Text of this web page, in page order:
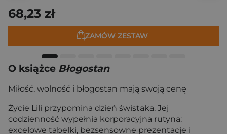
68,23 zł
ZAMÓW ZESTAW
O książce Błogostan
Miłość, wolność i błogostan mają swoją cenę
Życie Lili przypomina dzień świstaka. Jej
codzienność wypełnia korporacyjna rutyna:
excelowe tabelki, bezsensowne prezentacje i